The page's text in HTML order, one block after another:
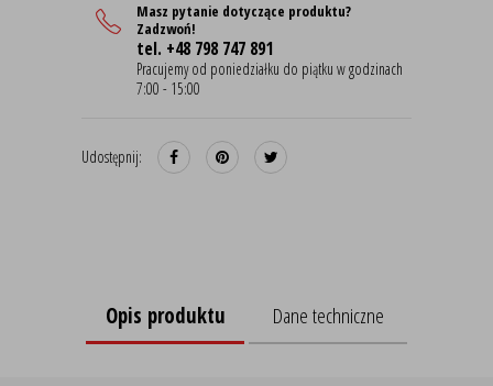
Masz pytanie dotyczące produktu?
Zadzwoń!
tel. +48 798 747 891
Pracujemy od poniedziałku do piątku w godzinach
7:00 - 15:00
Udostępnij:
Opis produktu Dane techniczne